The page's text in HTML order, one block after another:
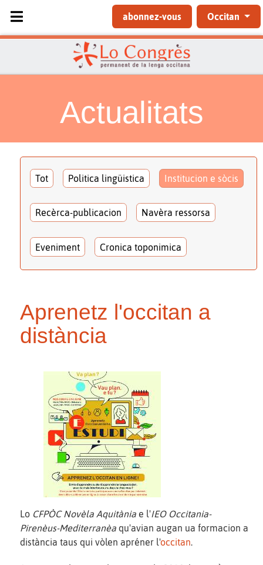
Sélectionnez votre langue
abonnez-vous Occitan
Actualitats
Tot Politica lingüistica Institucion e sòcis
Recèrca-publicacion Navèra ressorsa
Eveniment Cronica toponimica
Aprenetz l'occitan a
distància
Lo CFPÒC Novèla Aquitània e l'IEO Occitania-
Pirenèus-Mediterranèa qu'avian augan ua formacion a
distància taus qui vòlen apréner l'occitan.